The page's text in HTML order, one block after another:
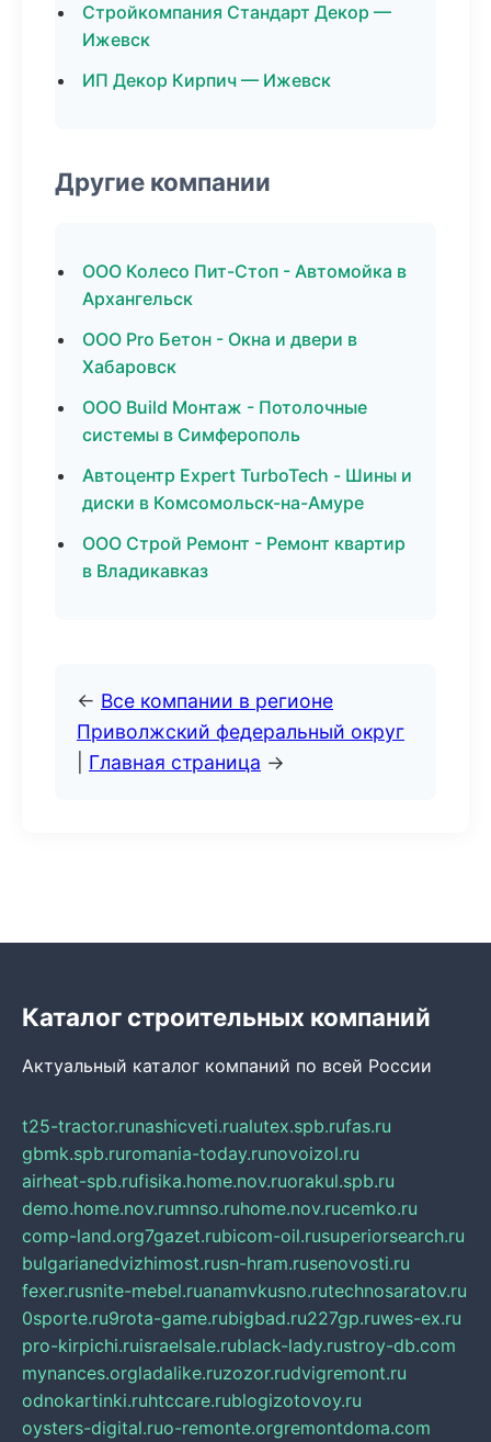
Стройкомпания Стандарт Декор —
Ижевск
ИП Декор Кирпич — Ижевск
Другие компании
ООО Колесо Пит-Стоп - Автомойка в
Архангельск
ООО Pro Бетон - Окна и двери в
Хабаровск
ООО Build Монтаж - Потолочные
системы в Симферополь
Автоцентр Expert TurboTech - Шины и
диски в Комсомольск-на-Амуре
ООО Строй Ремонт - Ремонт квартир
в Владикавказ
← Все компании в регионе
Приволжский федеральный округ
Главная страница →
Каталог строительных компаний
Актуальный каталог компаний по всей России
t25-tractor.runashicveti.rualutex.spb.rufas.ru
gbmk.spb.ruromania-today.runovoizol.ru
airheat-spb.rufisika.home.nov.ruorakul.spb.ru
demo.home.nov.rumnso.ruhome.nov.rucemko.ru
comp-land.org7gazet.rubicom-oil.rusuperiorsearch.ru
bulgarianedvizhimost.rusn-hram.rusenovosti.ru
fexer.rusnite-mebel.ruanamvkusno.rutechnosaratov.ru
0sporte.ru9rota-game.rubigbad.ru227gp.ruwes-ex.ru
pro-kirpichi.ruisraelsale.rublack-lady.rustroy-db.com
mynances.orgladalike.ruzozor.rudvigremont.ru
odnokartinki.ruhtccare.rublogizotovoy.ru
oysters-digital.ruo-remonte.orgremontdoma.com